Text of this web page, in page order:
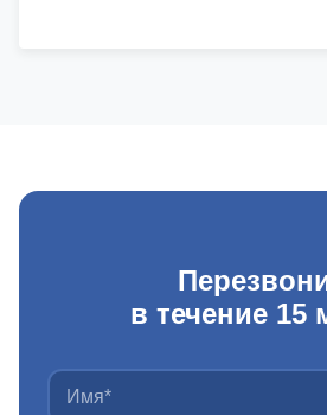
в течение 15